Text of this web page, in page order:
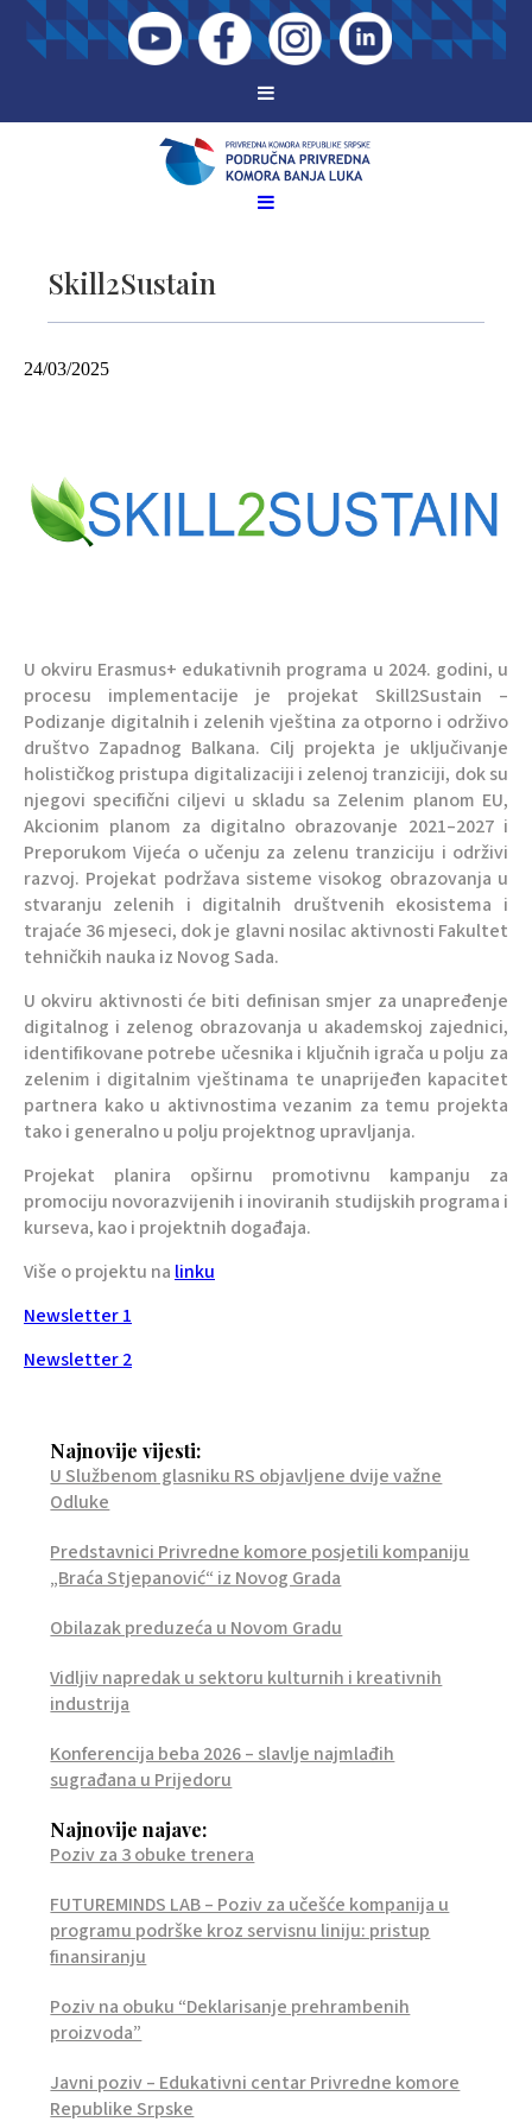
Skill2Sustain
24/03/2025
U okviru Erasmus+ edukativnih programa u 2024. godini, u
procesu implementacije je projekat Skill2Sustain –
Podizanje digitalnih i zelenih vještina za otporno i održivo
društvo Zapadnog Balkana. Cilj projekta je uključivanje
holističkog pristupa digitalizaciji i zelenoj tranziciji, dok su
njegovi specifični ciljevi u skladu sa Zelenim planom EU,
Akcionim planom za digitalno obrazovanje 2021–2027 i
Preporukom Vijeća o učenju za zelenu tranziciju i održivi
razvoj. Projekat podržava sisteme visokog obrazovanja u
stvaranju zelenih i digitalnih društvenih ekosistema i
trajaće 36 mjeseci, dok je glavni nosilac aktivnosti Fakultet
tehničkih nauka iz Novog Sada.
U okviru aktivnosti će biti definisan smjer za unapređenje
digitalnog i zelenog obrazovanja u akademskoj zajednici,
identifikovane potrebe učesnika i ključnih igrača u polju za
zelenim i digitalnim vještinama te unaprijeđen kapacitet
partnera kako u aktivnostima vezanim za temu projekta
tako i generalno u polju projektnog upravljanja.
Projekat planira opširnu promotivnu kampanju za
promociju novorazvijenih i inoviranih studijskih programa i
kurseva, kao i projektnih događaja.
Više o projektu na linku
Newsletter 1
Newsletter 2
Najnovije vijesti:
U Službenom glasniku RS objavljene dvije važne
Odluke
Predstavnici Privredne komore posjetili kompaniju
„Braća Stjepanović“ iz Novog Grada
Obilazak preduzeća u Novom Gradu
Vidljiv napredak u sektoru kulturnih i kreativnih
industrija
Konferencija beba 2026 – slavlje najmlađih
sugrađana u Prijedoru
Najnovije najave:
Poziv za 3 obuke trenera
FUTUREMINDS LAB – Poziv za učešće kompanija u
programu podrške kroz servisnu liniju: pristup
finansiranju
Poziv na obuku “Deklarisanje prehrambenih
proizvoda”
Javni poziv – Edukativni centar Privredne komore
Republike Srpske